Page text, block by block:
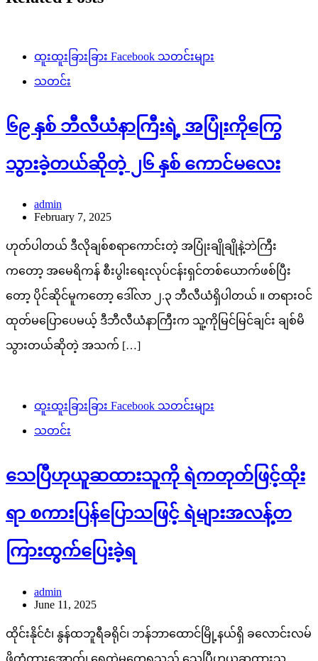
ထူးထူးခြားခြား Facebook သတင်းများ
သတင်း
၆၉ နှစ် ဘီလီယံနာကြီးရဲ့ အပြုံးကိုကြွေ
သွားခဲ့တယ်ဆိုတဲ့ ၂၆ နှစ် ကောင်မလေး
admin
February 7, 2025
ဟုတ်ပါတယ် ဒီလိုချစ်စရာကောင်းတဲ့ အပြုံးချိုချိုနဲ့ဘဲကြီး
ကတော့ အမေရိကန် စီးပွါးရေးလုပ်ငန်းရှင်တစ်ယောက်ဖစ်ပြီး
တော့ ပိုင်ဆိုင်မူကတော့ ဒေါ်လာ ၂.၃ ဘီလီယံရှိပါတယ် ။ တရားဝင်
ထုတ်မပြောပေမယ့် ဒီဘီလီယံနာကြီးက သူ့ကိုမြင်မြင်ချင်း ချစ်မိ
သွားတယ်ဆိုတဲ့ အသက် […]
ထူးထူးခြားခြား Facebook သတင်းများ
သတင်း
သေပြီဟုယူဆထားသူကို ရဲကတုတ်ဖြင့်ထိုး
ရာ စကားပြန်ပြောသဖြင့် ရဲများအလန့်တ
ကြားထွက်ပြေးခဲ့ရ
admin
June 11, 2025
ထိုင်းနိုင်ငံ၊ နွန်ထဘူရီခရိုင်၊ ဘန်ဘာထောင်မြို့နယ်ရှိ ခလောင်းလမ်